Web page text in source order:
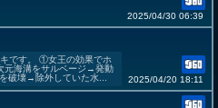
2025/04/30 06:39
です。 ①女王の効果でホ
元海溝をサルベージ→発動
破壊→除外していた水...
2025/04/20 18:11